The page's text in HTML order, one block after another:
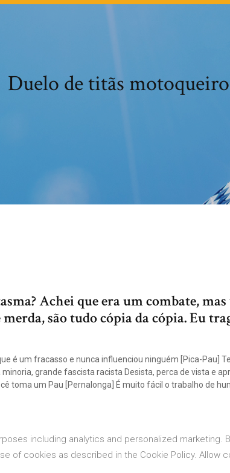
Duelo de titãs
Achei que era um combate,
merda, são tudo cópia da cópia. Eu
é um fracasso e nunca influenciou ninguém [Pica-Pau]
grande fascista racista Desista, perca de vista e
toma um Pau [Pernalonga] É muito fácil o trabalho de
including analytics and personalized marketing.
of cookies as described in the Cookie Policy. Allow